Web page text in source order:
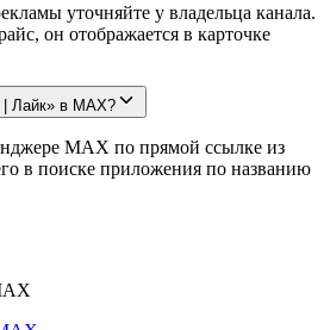
уточняйте у владельца канала.
он отображается в карточке
| Лайк» в MAX?
MAX по прямой ссылке из
в поиске приложения по названию